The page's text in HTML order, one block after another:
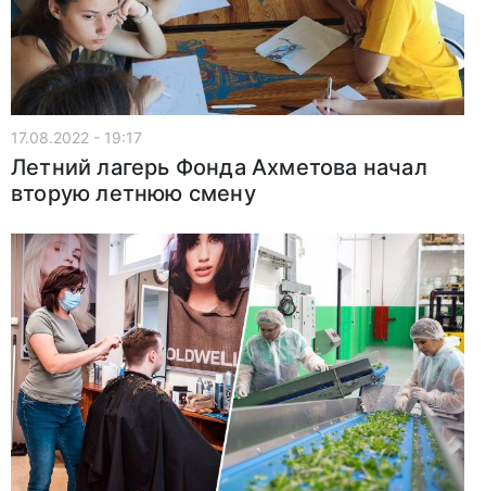
17.08.2022 - 19:17
Летний лагерь Фонда Ахметова начал
вторую летнюю смену